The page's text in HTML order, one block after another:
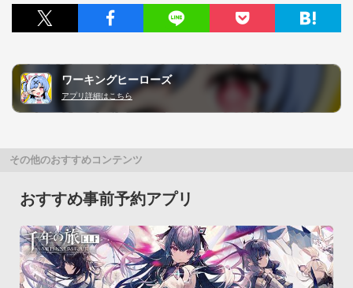
ワーキングヒーローズ
アプリ詳細はこちら
その他のおすすめコンテンツ
おすすめ事前予約アプリ